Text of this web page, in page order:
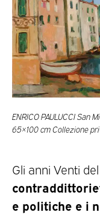
ENRICO PAULUCCI San
65×100 cm Collezione
Gli anni Venti
e politiche e i